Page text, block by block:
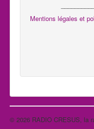
Mentions légales et
© 2026 RADIO CRESUS, la